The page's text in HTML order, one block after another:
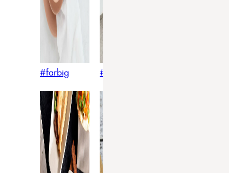
#farbig #weiss